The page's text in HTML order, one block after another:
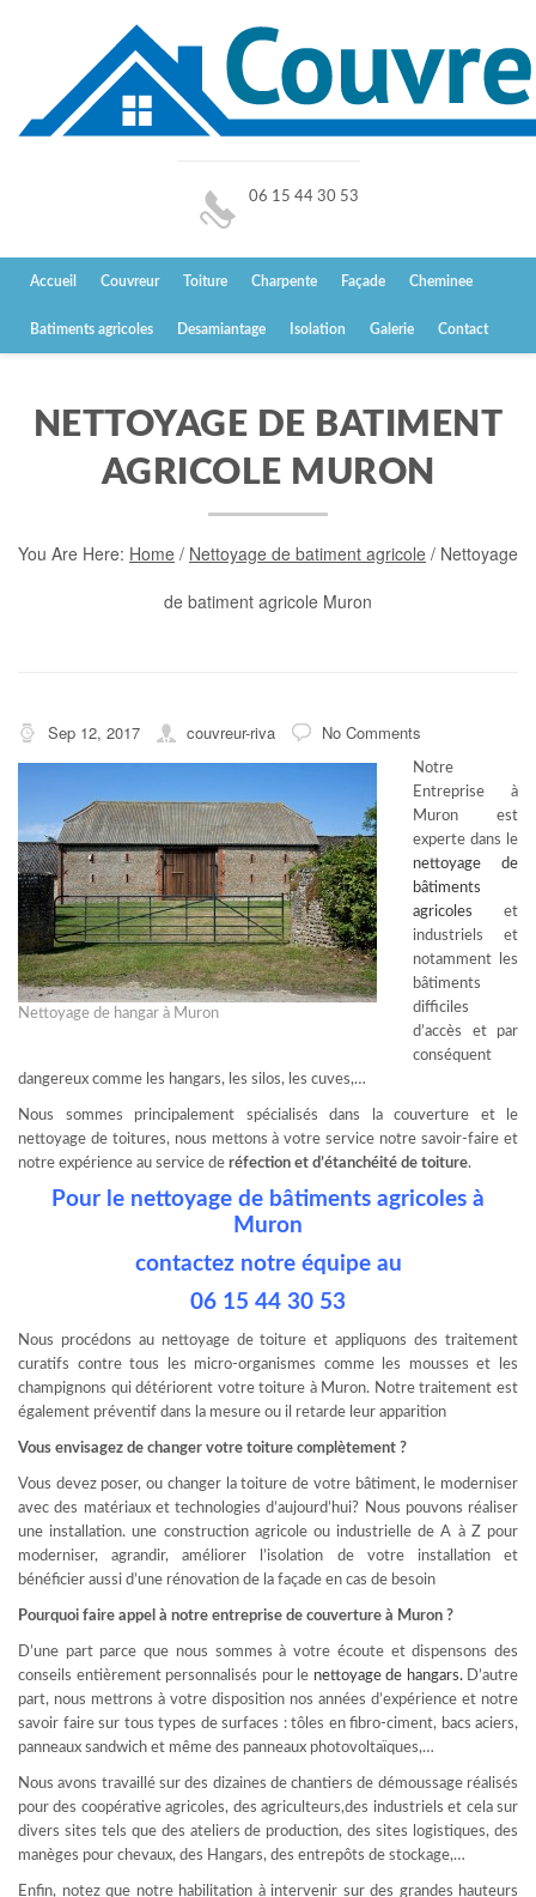
06 15 44 30 53
Accueil Couvreur Toiture Charpente Façade Cheminee
Batiments agricoles Desamiantage Isolation Galerie Contact
NETTOYAGE DE BATIMENT
AGRICOLE MURON
You Are Here: Home / Nettoyage de batiment agricole / Nettoyage
de batiment agricole Muron
Sep 12, 2017 couvreur-riva No Comments
Nettoyage de hangar à Muron
Notre
Entreprise à
Muron est
experte dans le
nettoyage de
bâtiments
agricoles et
industriels et
notamment les
bâtiments
difficiles
d’accès et par
conséquent
dangereux comme les hangars, les silos, les cuves,…
Nous sommes principalement spécialisés dans la couverture et le
nettoyage de toitures, nous mettons à votre service notre savoir-faire et
notre expérience au service de réfection et d’étanchéité de toiture.
Pour le nettoyage de bâtiments agricoles à
Muron
contactez notre équipe au
06 15 44 30 53
Nous procédons au nettoyage de toiture et appliquons des traitement
curatifs contre tous les micro-organismes comme les mousses et les
champignons qui détériorent votre toiture à Muron. Notre traitement est
également préventif dans la mesure ou il retarde leur apparition
Vous envisagez de changer votre toiture complètement ?
Vous devez poser, ou changer la toiture de votre bâtiment, le moderniser
avec des matériaux et technologies d’aujourd’hui? Nous pouvons réaliser
une installation. une construction agricole ou industrielle de A à Z pour
moderniser, agrandir, améliorer l’isolation de votre installation et
bénéficier aussi d’une rénovation de la façade en cas de besoin
Pourquoi faire appel à notre entreprise de couverture à Muron ?
D’une part parce que nous sommes à votre écoute et dispensons des
conseils entièrement personnalisés pour le nettoyage de hangars.D’autre
part, nous mettrons à votre disposition nos années d’expérience et notre
savoir faire sur tous types de surfaces : tôles en fibro-ciment, bacs aciers,
panneaux sandwich et même des panneaux photovoltaïques,…
Nous avons travaillé sur des dizaines de chantiers de démoussage réalisés
pour des coopérative agricoles, des agriculteurs,des industriels et cela sur
divers sites tels que des ateliers de production, des sites logistiques, des
manèges pour chevaux, des Hangars, des entrepôts de stockage,…
Enfin, notez que notre habilitation à intervenir sur des grandes hauteurs